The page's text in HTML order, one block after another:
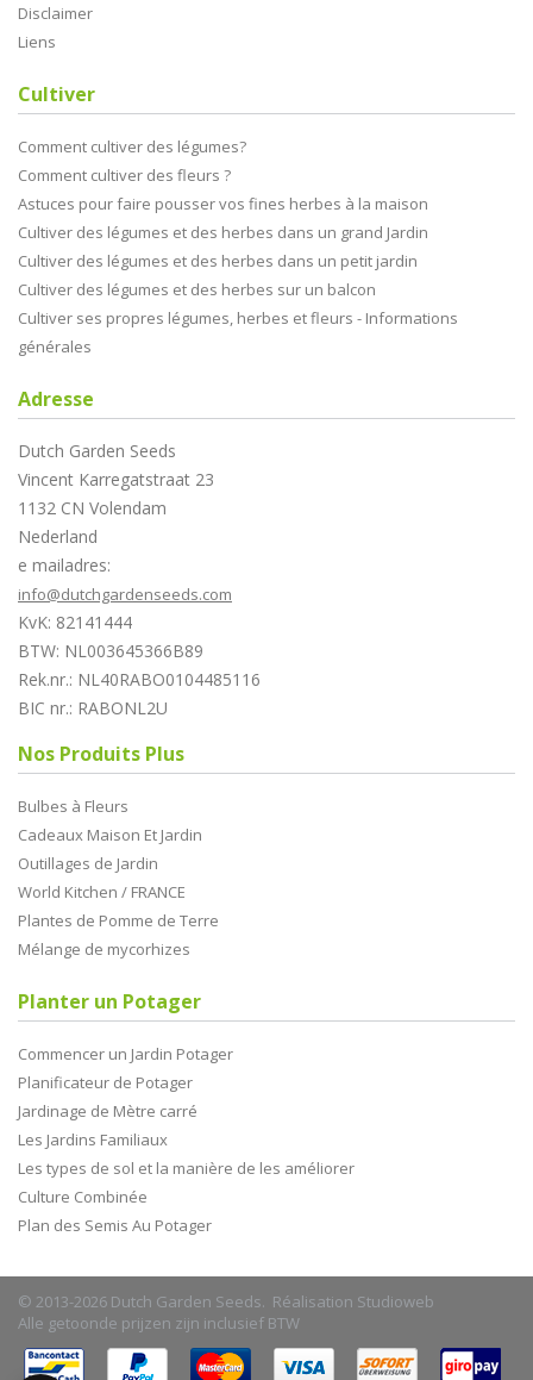
Disclaimer
Liens
Cultiver
Comment cultiver des légumes?
Comment cultiver des fleurs ?
Astuces pour faire pousser vos fines herbes à la maison
Cultiver des légumes et des herbes dans un grand Jardin
Cultiver des légumes et des herbes dans un petit jardin
Cultiver des légumes et des herbes sur un balcon
Cultiver ses propres légumes, herbes et fleurs - Informations
générales
Adresse
Dutch Garden Seeds
Vincent Karregatstraat 23
1132 CN Volendam
Nederland
e mailadres:
info@dutchgardenseeds.com
KvK: 82141444
BTW: NL003645366B89
Rek.nr.: NL40RABO0104485116
BIC nr.: RABONL2U
Nos Produits Plus
Bulbes à Fleurs
Cadeaux Maison Et Jardin
Outillages de Jardin
World Kitchen / FRANCE
Plantes de Pomme de Terre
Mélange de mycorhizes
Planter un Potager
Commencer un Jardin Potager
Planificateur de Potager
Jardinage de Mètre carré
Les Jardins Familiaux
Les types de sol et la manière de les améliorer
Culture Combinée
Plan des Semis Au Potager
© 2013-2026 Dutch Garden Seeds. Réalisation Studioweb
Alle getoonde prijzen zijn inclusief BTW